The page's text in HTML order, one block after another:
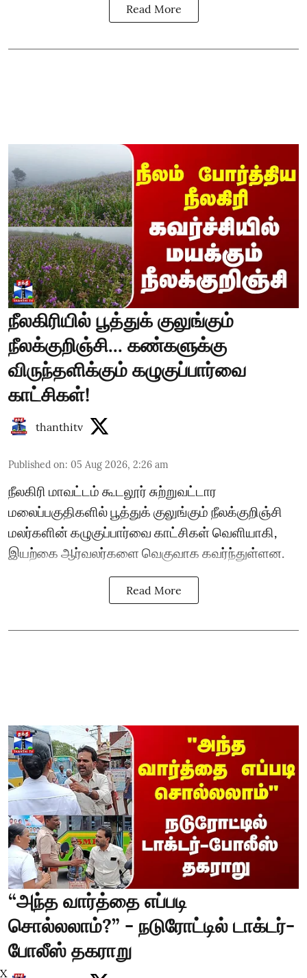
Read More
நீலகிரியில் பூத்துக் குலுங்கும்
நீலக்குறிஞ்சி... கண்களுக்கு
விருந்தளிக்கும் கழுகுப்பார்வை
காட்சிகள்!
thanthitv
Published on: 05 Aug 2026, 2:26 am
நீலகிரி மாவட்டம் கூடலூர் சுற்றுவட்டார
மலைப்பகுதிகளில் பூத்துக் குலுங்கும் நீலக்குறிஞ்சி
மலர்களின் கழுகுப்பார்வை காட்சிகள் வெளியாகி,
இயற்கை ஆர்வலர்களை வெகுவாக கவர்ந்துள்ளன.
Read More
“அந்த வார்த்தை எப்படி
சொல்லலாம்?” - நடுரோட்டில் டாக்டர்-
போலீஸ் தகராறு
X